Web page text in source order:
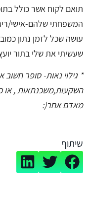
תואם לקוח אשר כולל
המשפחתי שלהם-אישי/
עושה שכל לזמן נתון
שעשיתי את שלי בתור
* גילוי נאות- סופר חשוב
השקעות,משכנתאות , או
מאדם אחר(:
שיתוף